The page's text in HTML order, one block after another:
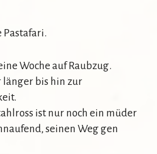
Pastafari.
Woche auf Raubzug.
länger bis hin zur
ist nur noch ein müder
seinen Weg gen